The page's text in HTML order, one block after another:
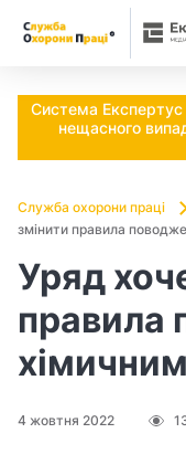
Система Експертус
нещасного
Служба охорони праці
змінити правила
Уряд
правила
4 жовтня 2022
д
о
г
л
я
Ч
о
т
р
н
о